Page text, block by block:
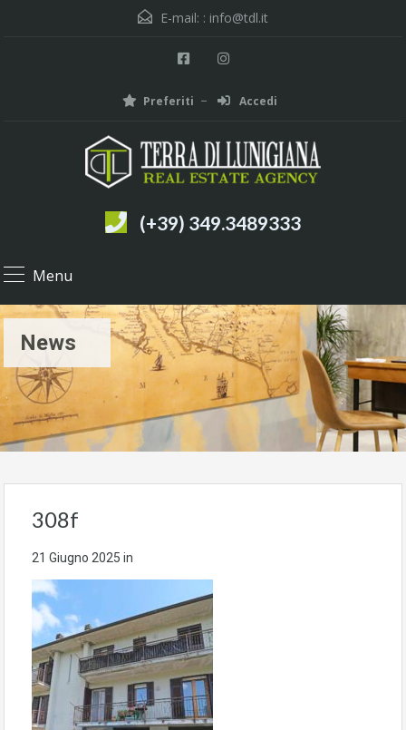
E-mail: : info@tdl.it
Preferiti Accedi
(+39) 349.3489333
Menu
News
308f
21 Giugno 2025 in